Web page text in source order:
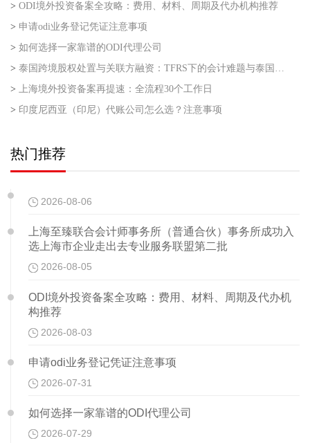
> ODI境外投资备案全攻略：费用、材料、周期及代办机构推荐
> 申请odi业务登记凭证注意事项
> 如何选择一家靠谱的ODI代理公司
> 泰国跨境股权处置与关联方融资：TFRS下的会计难题与泰国利得税的“资本与收益”之争
> 上海境外投资备案再提速：全流程30个工作日
> 印度尼西亚（印尼）代账公司怎么选？注意事项
热门推荐
2026-08-06
上海至臻联合会计师事务所（普通合伙）事务所成功入
选上海市企业走出去专业服务联盟第二批
2026-08-05
ODI境外投资备案全攻略：费用、材料、周期及代办机
构推荐
2026-08-03
申请odi业务登记凭证注意事项
2026-07-31
如何选择一家靠谱的ODI代理公司
2026-07-29